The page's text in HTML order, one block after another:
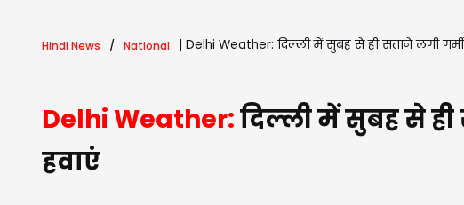
Hindi News National Delhi Weather: दिल्ली में सुबह से ही सताने लगी
Delhi Weather:दिल्ली में सुबह से
हवाएं